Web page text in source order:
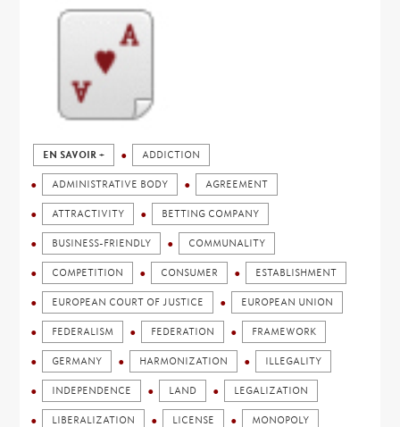
EN SAVOIR + ADDICTION
ADMINISTRATIVE BODY AGREEMENT
ATTRACTIVITY BETTING COMPANY
BUSINESS-FRIENDLY COMMUNALITY
COMPETITION CONSUMER ESTABLISHMENT
EUROPEAN COURT OF JUSTICE EUROPEAN UNION
FEDERALISM FEDERATION FRAMEWORK
GERMANY HARMONIZATION ILLEGALITY
INDEPENDENCE LAND LEGALIZATION
LIBERALIZATION LICENSE MONOPOLY